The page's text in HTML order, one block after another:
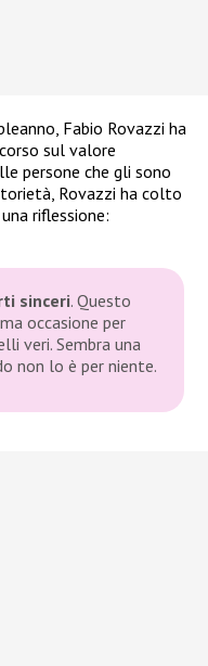
Fabio Rovazzi ha
sul valore
persone che gli sono
Rovazzi ha colto
riflessione:
sinceri. Questo
occasione per
veri. Sembra una
non lo è per niente.